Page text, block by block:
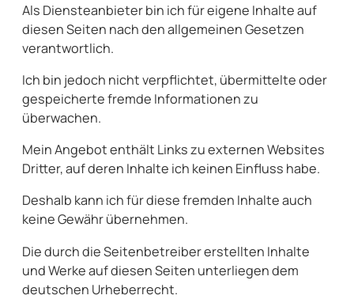
Als Diensteanbieter bin ich für eigene Inhalte auf
diesen Seiten nach den allgemeinen Gesetzen
verantwortlich.
Ich bin jedoch nicht verpflichtet, übermittelte oder
gespeicherte fremde Informationen zu
überwachen.
Mein Angebot enthält Links zu externen Websites
Dritter, auf deren Inhalte ich keinen Einfluss habe.
Deshalb kann ich für diese fremden Inhalte auch
keine Gewähr übernehmen.
Die durch die Seitenbetreiber erstellten Inhalte
und Werke auf diesen Seiten unterliegen dem
deutschen Urheberrecht.